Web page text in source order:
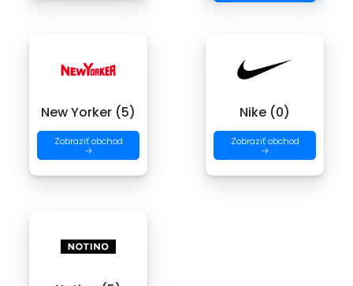
New Yorker (5)
Zobraziť obchod
→
Nike (0)
Zobraziť obchod
→